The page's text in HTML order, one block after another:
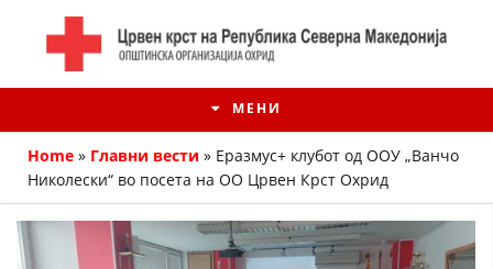
МЕНИ
Home » Главни вести » Еразмус+ клубот од ООУ „Ванчо
Николески“ во посета на ОО Црвен Крст Охрид